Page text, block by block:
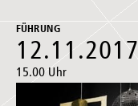
FÜHRUNG
12.11.2017
15.00 Uhr